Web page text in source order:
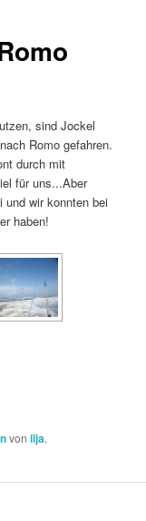
sind Jockel
Romo gefahren.
durch mit
für uns...Aber
und wir konnten bei
haben!
vonilja.